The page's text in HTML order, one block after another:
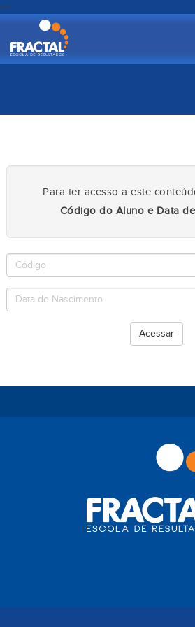
-->
Para ter acesso a este
Código do Aluno e Data
Acessar